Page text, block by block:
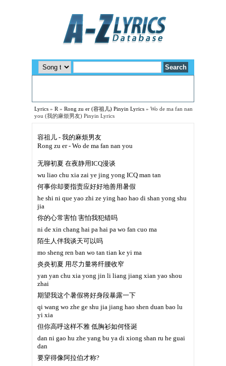
Lyrics » R » Rong zu er (容祖儿) Pinyin Lyrics » Wo de ma fan nan
you (我的麻烦男友) Pinyin Lyrics
容祖儿 - 我的麻烦男友
Rong zu er - Wo de ma fan nan you
无聊初夏 在夜静用ICQ漫谈
wu liao chu xia zai ye jing yong ICQ man tan
何事你却要指责应好好地善用暑假
he shi ni que yao zhi ze ying hao hao di shan yong shu
jia
你的心常害怕 害怕我犯错吗
ni de xin chang hai pa hai pa wo fan cuo ma
陌生人伴我谈天可以吗
mo sheng ren ban wo tan tian ke yi ma
炎炎初夏 用尽力量将纤腰收窄
yan yan chu xia yong jin li liang jiang xian yao shou
zhai
期望我这个暑假将好身段暴露一下
qi wang wo zhe ge shu jia jiang hao shen duan bao lu
yi xia
但你高呼这样不雅 低胸衫如何怪诞
dan ni gao hu zhe yang bu ya di xiong shan ru he guai
dan
要穿得像阿拉伯才称?